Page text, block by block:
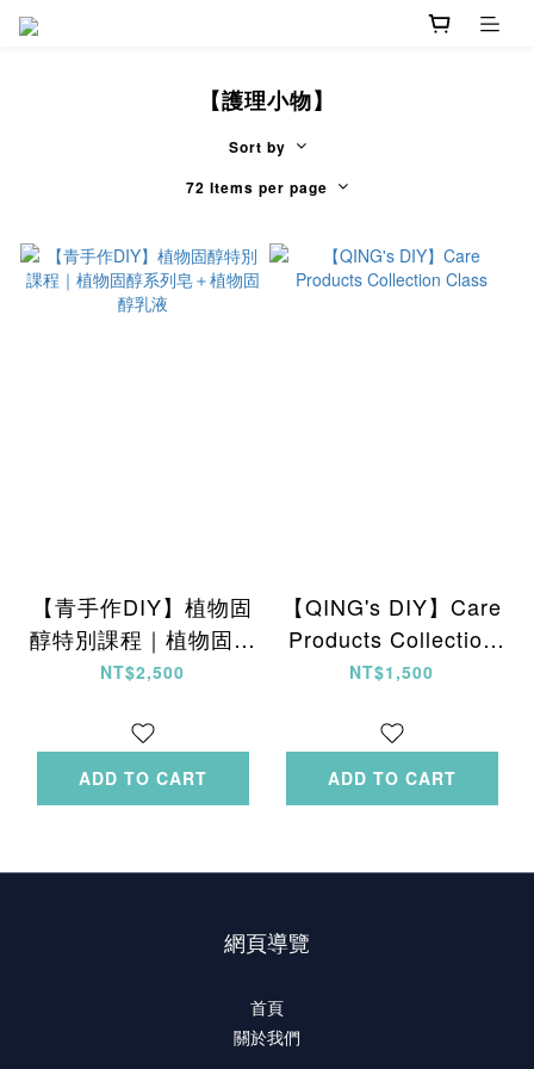
【護理小物】
Sort by
72 Items per page
【青手作DIY】植物固
醇特別課程｜植物固醇
系列皂＋植物固醇乳液
NT$2,500
ADD TO CART
【QING's DIY】Care
Products Collection
Class
NT$1,500
ADD TO CART
網頁導覽
首頁
關於我們